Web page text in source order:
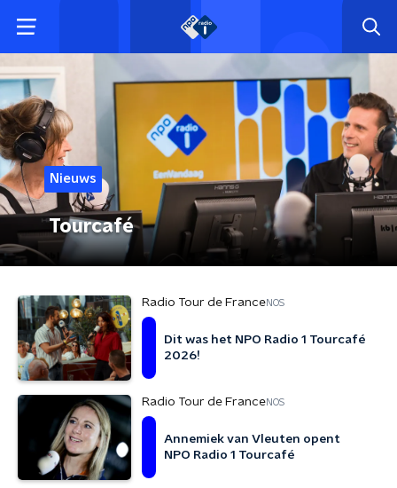
Nieuws
Tourcafé
Radio Tour de FranceNOS
Dit was het NPO Radio 1 Tourcafé
2026!
Radio Tour de FranceNOS
Annemiek van Vleuten opent
NPO Radio 1 Tourcafé